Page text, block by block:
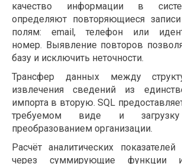
качество информации в
определяют повторяющиеся
полям: email, телефон или
номер. Выявление повторов
базу и исключить неточности.
Трансфер данных между
извлечения сведений из
импорта в вторую. SQL
требуемом виде и
преобразованием организации.
Расчёт аналитических показателей
через суммирующие функции и